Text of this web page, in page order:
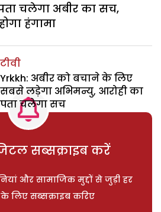
चलेगा अबीर का सच,
हंगामा
टीवी
Yrkkh: अबीर को बचाने के लिए
सबसे लड़ेगा अभिमन्यु, आरोही का
पता चलेगा सच
सब्सक्राइब करें
और सामाजिक मुद्दों से जुड़ी हर
लिए सब्सक्राइब करिए